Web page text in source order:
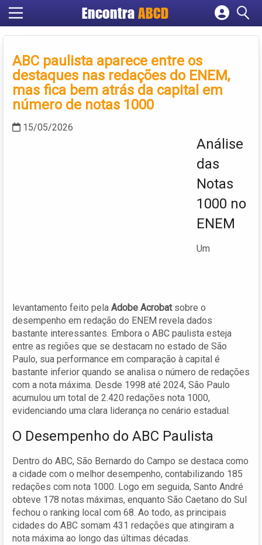
EncontraABCD
Cadastrar empresa
Criar conta
ABC paulista aparece entre os
destaques nas redações do ENEM,
mas fica bem atrás da capital em
número de notas 1000
15/05/2026
Análise
das
Notas
1000 no
ENEM
Um
levantamento feito pela Adobe Acrobatsobre o
desempenho em redação do ENEM revela dados
bastante interessantes. Embora o ABC paulista esteja
entre as regiões que se destacam no estado de São
Paulo, sua performance em comparação à capital é
bastante inferior quando se analisa o número de redações
com a nota máxima. Desde 1998 até 2024, São Paulo
acumulou um total de 2.420 redações nota 1000,
evidenciando uma clara liderança no cenário estadual.
O Desempenho do ABC Paulista
Dentro do ABC, São Bernardo do Campo se destaca como
a cidade com o melhor desempenho, contabilizando 185
redações com nota 1000. Logo em seguida, Santo André
obteve 178 notas máximas, enquanto São Caetano do Sul
fechou o ranking local com 68. Ao todo, as principais
cidades do ABC somam 431 redações que atingiram a
nota máxima ao longo das últimas décadas.